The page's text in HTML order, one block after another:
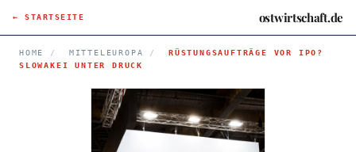
← STARTSEITE ostwirtschaft.de
HOME / MITTELEUROPA /
RÜSTUNGSAUFTRÄGE VOR IPO?
SLOWAKEI UNTER DRUCK